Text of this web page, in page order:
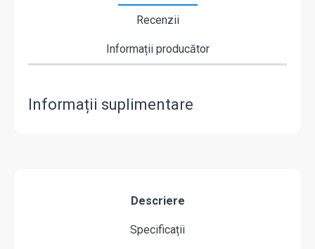
Recenzii
Informații producător
Informații suplimentare
Descriere
Specificații